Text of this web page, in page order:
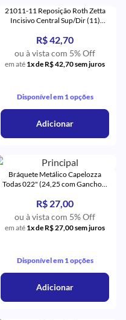
21011-11 Reposição Roth Zetta
Incisivo Central Sup/Dir (11)
R$ 42,70
ou à vista com 5% Off
em até 1x de R$ 42,70 sem juros
Disponível em 1 opções
Adicionar
Bráquete Metálico Capelozza
Todas 022" (24,25 com Gancho) -
R$ 27,00
ou à vista com 5% Off
em até 1x de R$ 27,00 sem juros
Disponível em 1 opções
Adicionar